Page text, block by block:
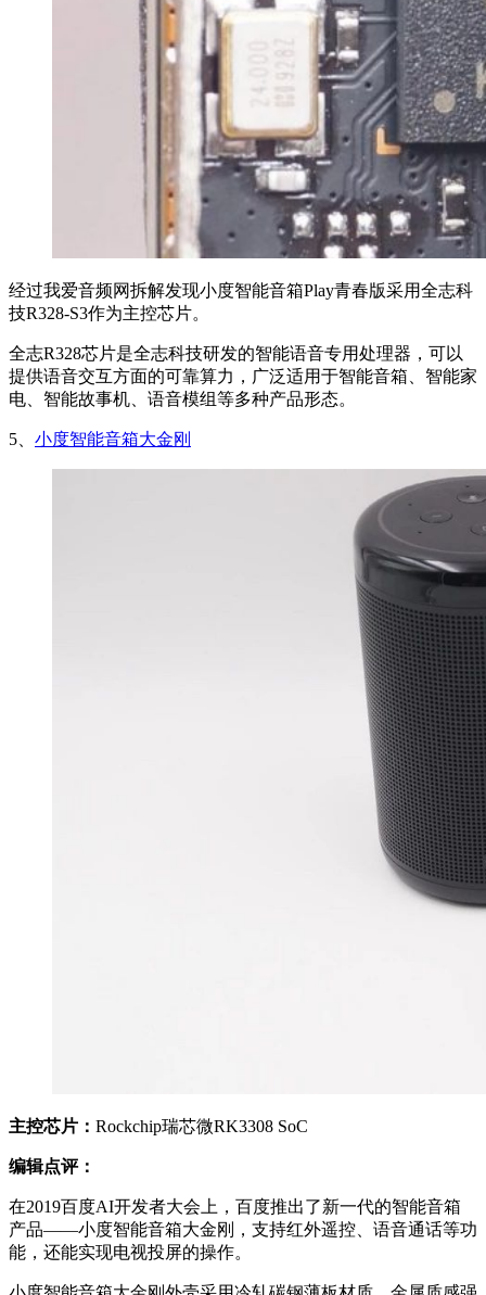
经过我爱音频网拆解发现小度智能音箱Play青春版采用全志科
技R328-S3作为主控芯片。
全志R328芯片是全志科技研发的智能语音专用处理器，可以
提供语音交互方面的可靠算力，广泛适用于智能音箱、智能家
电、智能故事机、语音模组等多种产品形态。
5、 小度智能音箱大金刚
主控芯片： Rockchip瑞芯微RK3308 SoC
编辑点评：
在2019百度AI开发者大会上，百度推出了新一代的智能音箱
产品——小度智能音箱大金刚，支持红外遥控、语音通话等功
能，还能实现电视投屏的操作。